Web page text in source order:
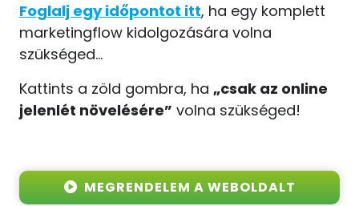
Foglalj egy időpontot itt, ha egy komplett
marketingflow kidolgozására volna
szükséged…
Kattints a zöld gombra, ha „csak az online
jelenlét növelésére” volna szükséged!
MEGRENDELEM A WEBOLDALT